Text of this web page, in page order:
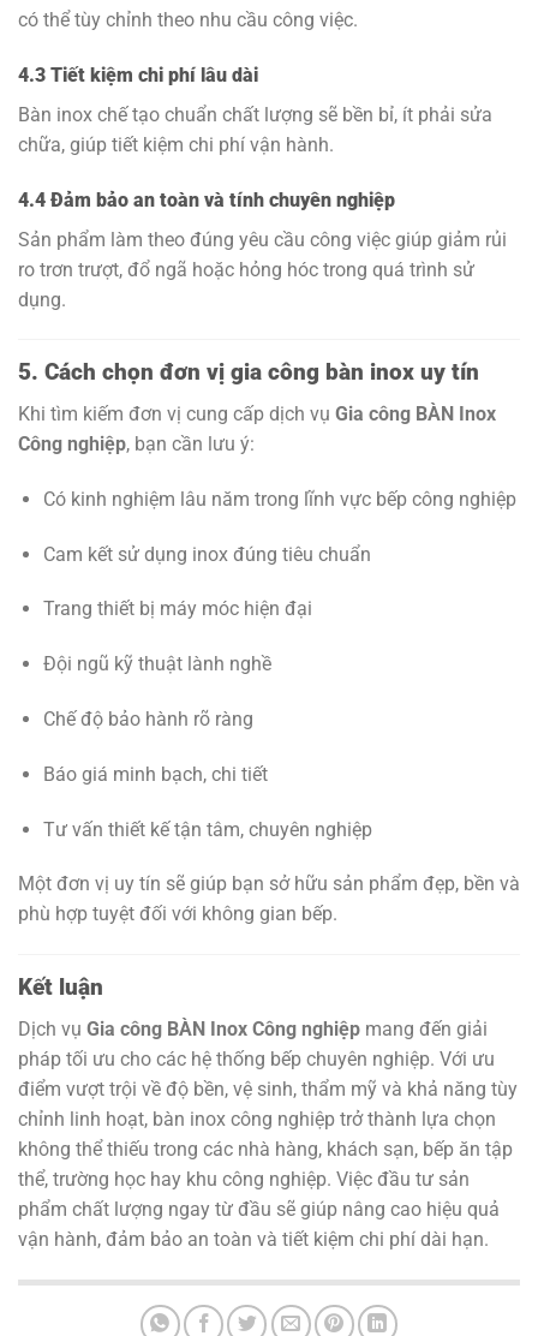
có thể tùy chỉnh theo nhu cầu công việc.
4.3 Tiết kiệm chi phí lâu dài
Bàn inox chế tạo chuẩn chất lượng sẽ bền bỉ, ít phải sửa
chữa, giúp tiết kiệm chi phí vận hành.
4.4 Đảm bảo an toàn và tính chuyên nghiệp
Sản phẩm làm theo đúng yêu cầu công việc giúp giảm rủi
ro trơn trượt, đổ ngã hoặc hỏng hóc trong quá trình sử
dụng.
5. Cách chọn đơn vị gia công bàn inox uy tín
Khi tìm kiếm đơn vị cung cấp dịch vụ Gia công BÀN Inox
Công nghiệp, bạn cần lưu ý:
Có kinh nghiệm lâu năm trong lĩnh vực bếp công nghiệp
Cam kết sử dụng inox đúng tiêu chuẩn
Trang thiết bị máy móc hiện đại
Đội ngũ kỹ thuật lành nghề
Chế độ bảo hành rõ ràng
Báo giá minh bạch, chi tiết
Tư vấn thiết kế tận tâm, chuyên nghiệp
Một đơn vị uy tín sẽ giúp bạn sở hữu sản phẩm đẹp, bền và
phù hợp tuyệt đối với không gian bếp.
Kết luận
Dịch vụ Gia công BÀN Inox Công nghiệp mang đến giải
pháp tối ưu cho các hệ thống bếp chuyên nghiệp. Với ưu
điểm vượt trội về độ bền, vệ sinh, thẩm mỹ và khả năng tùy
chỉnh linh hoạt, bàn inox công nghiệp trở thành lựa chọn
không thể thiếu trong các nhà hàng, khách sạn, bếp ăn tập
thể, trường học hay khu công nghiệp. Việc đầu tư sản
phẩm chất lượng ngay từ đầu sẽ giúp nâng cao hiệu quả
vận hành, đảm bảo an toàn và tiết kiệm chi phí dài hạn.